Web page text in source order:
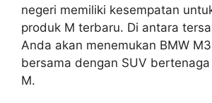
negeri memiliki kesempatan
produk M terbaru. Di antara
Anda akan menemukan BMW
bersama dengan SUV
M.